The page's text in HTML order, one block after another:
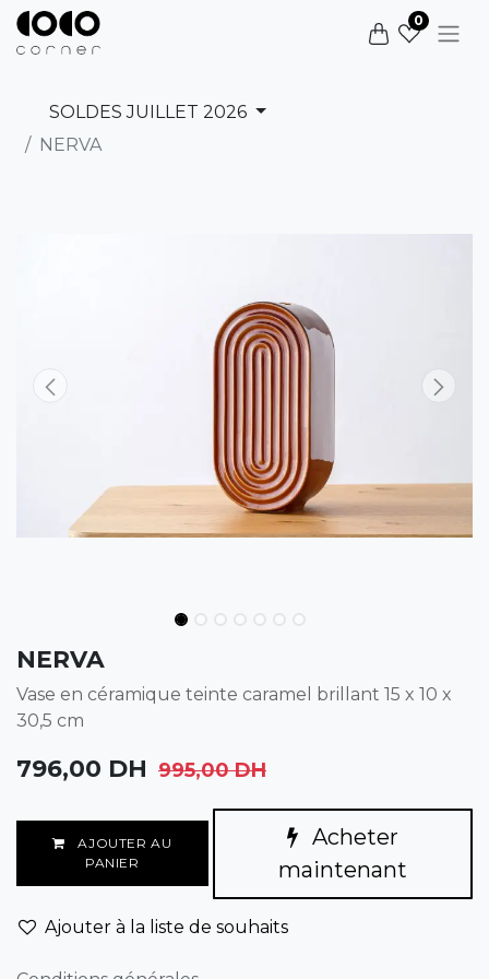
0
SOLDES JUILLET 2026
NERVA
NERVA
Vase en céramique teinte caramel brillant 15 x 10 x
30,5 cm
796,00 DH 995,00DH
AJOUTER AU
PANIER
Acheter
maintenant
Ajouter à la liste de souhaits